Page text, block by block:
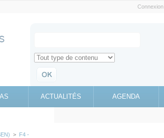
Connexion
Search for
Retrouvez toute l'information sur le site education.gouv.fr
ACTUALITÉS AGENDA
> F4 -